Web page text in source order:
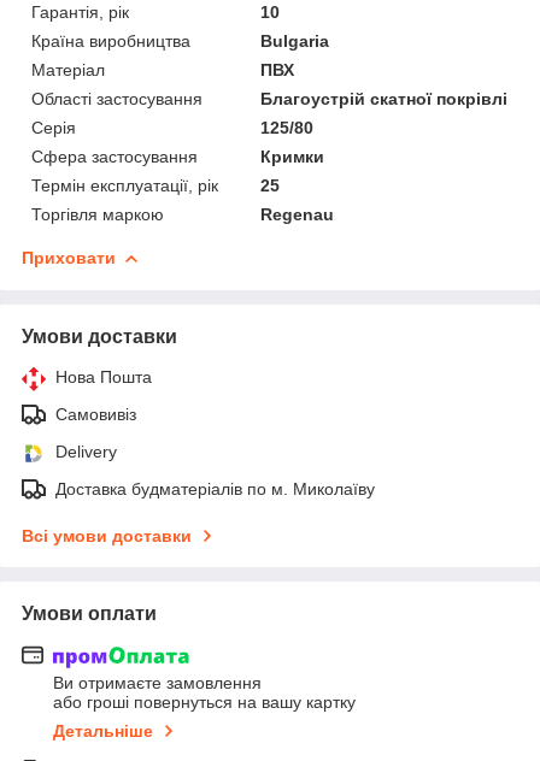
Гарантія, рік
10
Країна виробництва
Bulgaria
Матеріал
ПВХ
Області застосування
Благоустрій скатної покрівлі
Серія
125/80
Сфера застосування
Кримки
Термін експлуатації, рік
25
Торгівля маркою
Regenau
Приховати
Умови доставки
Нова Пошта
Самовивіз
Delivery
Доставка будматеріалів по м. Миколаїву
Всі умови доставки
Умови оплати
Ви отримаєте замовлення
або гроші повернуться на вашу картку
Детальніше